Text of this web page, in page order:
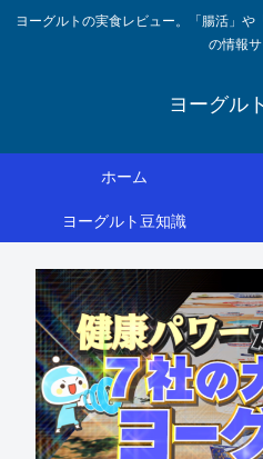
ヨーグルトの実食レビュー。「腸活」や
の情報サ
ヨーグル
ホーム
ヨーグルト豆知識